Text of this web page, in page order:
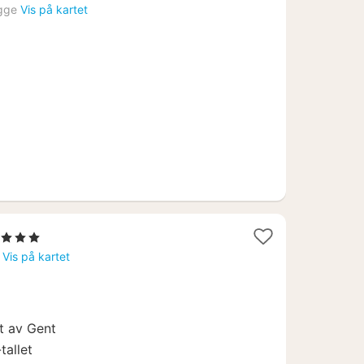
Vis på kartet
1
natt
, 3 Stjerner
Vis på kartet
av Gent